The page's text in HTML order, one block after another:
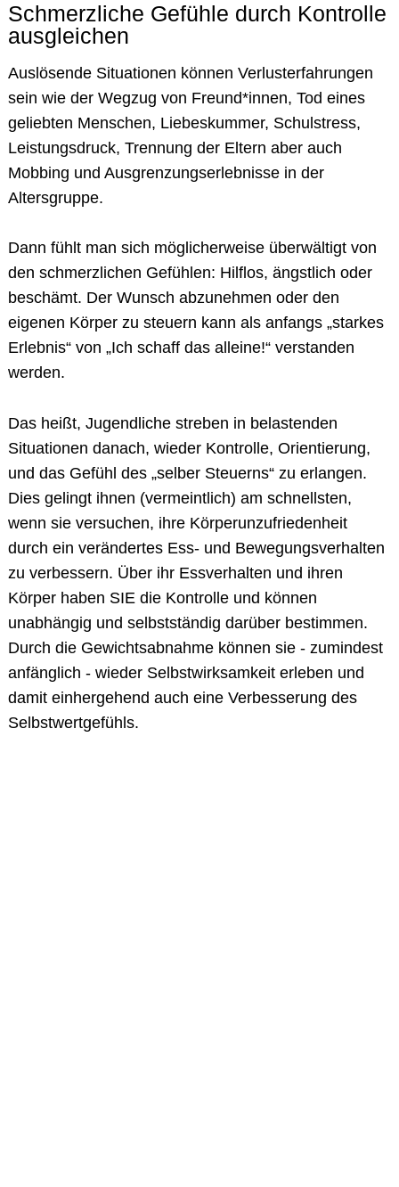
Schmerzliche Gefühle durch Kontrolle
ausgleichen
Auslösende Situationen können Verlusterfahrungen
sein wie der Wegzug von Freund*innen, Tod eines
geliebten Menschen, Liebeskummer, Schulstress,
Leistungsdruck, Trennung der Eltern aber auch
Mobbing und Ausgrenzungserlebnisse in der
Altersgruppe.
Dann fühlt man sich möglicherweise überwältigt von
den schmerzlichen Gefühlen: Hilflos, ängstlich oder
beschämt. Der Wunsch abzunehmen oder den
eigenen Körper zu steuern kann als anfangs „starkes
Erlebnis“ von „Ich schaff das alleine!“ verstanden
werden.
Das heißt, Jugendliche streben in belastenden
Situationen danach, wieder Kontrolle, Orientierung,
und das Gefühl des „selber Steuerns“ zu erlangen.
Dies gelingt ihnen (vermeintlich) am schnellsten,
wenn sie versuchen, ihre Körperunzufriedenheit
durch ein verändertes Ess- und Bewegungsverhalten
zu verbessern. Über ihr Essverhalten und ihren
Körper haben SIE die Kontrolle und können
unabhängig und selbstständig darüber bestimmen.
Durch die Gewichtsabnahme können sie - zumindest
anfänglich - wieder Selbstwirksamkeit erleben und
damit einhergehend auch eine Verbesserung des
Selbstwertgefühls.